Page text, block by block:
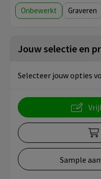
Onbewerkt Graveren
Jouw selectie en
Selecteer jouw opties
Sample